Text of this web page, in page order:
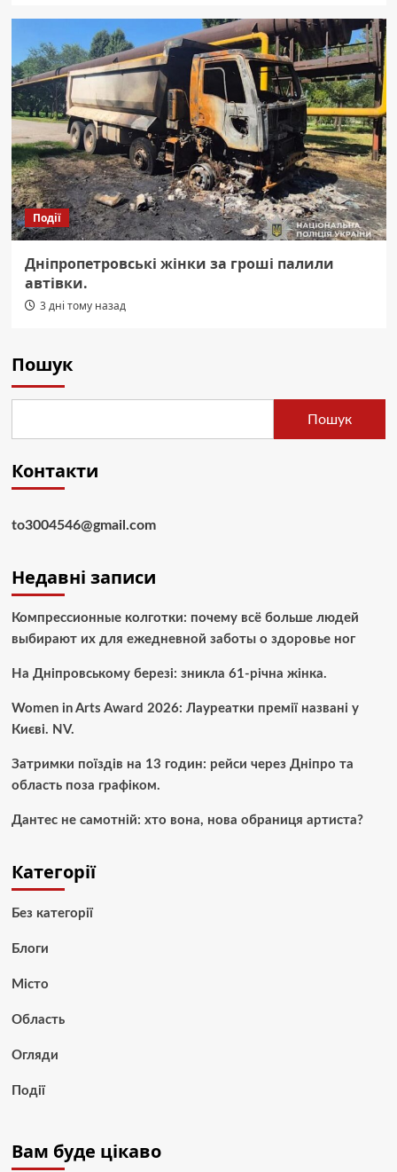
Події
Дніпропетровські жінки за гроші палили
автівки.
3 дні тому назад
Пошук
Пошук
Контакти
to3004546@gmail.com
Недавні записи
Компрессионные колготки: почему всё больше людей
выбирают их для ежедневной заботы о здоровье ног
На Дніпровському березі: зникла 61-річна жінка.
Women in Arts Award 2026: Лауреатки премії названі у
Києві. NV.
Затримки поїздів на 13 годин: рейси через Дніпро та
область поза графіком.
Дантес не самотній: хто вона, нова обраниця артиста?
Категорії
Без категорії
Блоги
Місто
Область
Огляди
Події
Вам буде цікаво